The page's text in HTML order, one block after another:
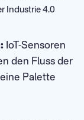
Industrie 4.0
IoT-Sensoren
den Fluss der
Palette